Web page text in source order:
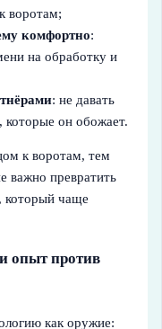
воротам;
комфортно:
на обработку и
: не давать
которые он обожает.
к воротам, тем
важно превратить
который чаще
опыт против
как оружие: